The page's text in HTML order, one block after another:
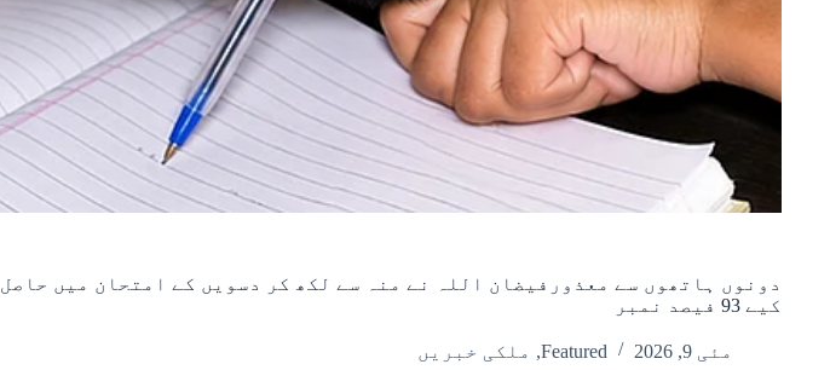
دونوں ہاتھوں سے معذورفیضان اللہ نے منہ سے لکھ کر دسویں کے امتحان میں حاصل
کیے 93 فیصد نمبر
مئی 9, 2026 Featured
, ملکی خبریں